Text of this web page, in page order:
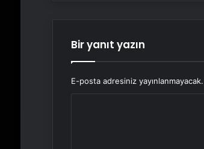
Bir yanıt yazın
E-posta adresiniz yayınlanmayacak.